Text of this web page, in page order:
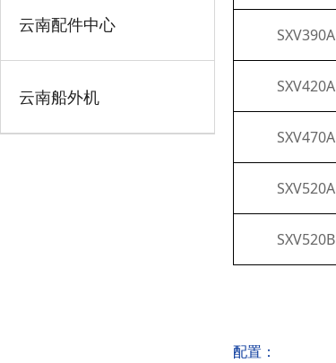
云南配件中心
云南船外机
SXV390A
SXV420A
SXV470A
SXV520A
SXV520B
配置：